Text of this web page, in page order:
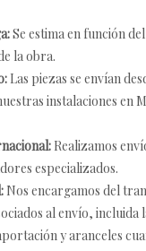
Se estima en función
la obra.
Las piezas se envían
instalaciones en
Realizamos
especializados.
Nos encargamos del
al envío, incluida
y aranceles